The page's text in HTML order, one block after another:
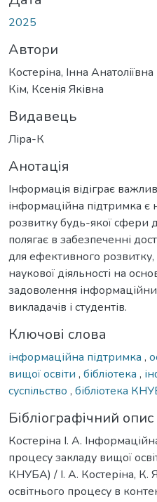
2025
Автори
Костеріна, Інна Анатоліївна
Кім, Ксенія Яківна
Видавець
Ліра-К
Анотація
Інформація відіграє
інформаційна підтримка є
розвитку будь-якої сфери
полягає в забезпеченні
для ефективного розвитку,
наукової діяльності на
задоволення
викладачів і студентів.
Ключові слова
інформаційна підтримка ,
вищої освіти , бібліотека ,
суспільство , бібліотека
Бібліографічний опис
Костеріна І. А.
процесу закладу вищої
КНУБА) / І. А. Костеріна, К.
освітнього процесу в